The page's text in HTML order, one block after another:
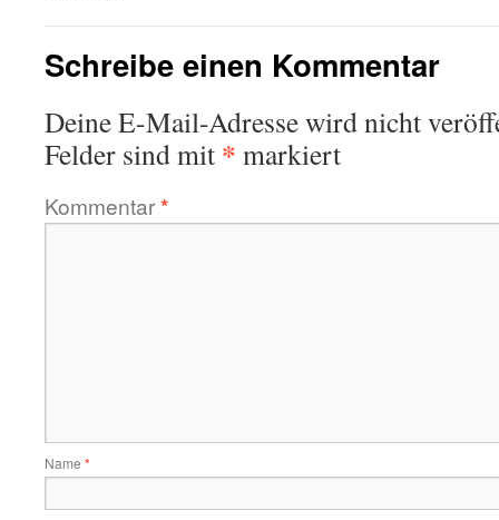
Schreibe einen Kommentar
Deine E-Mail-Adresse wird nicht
Felder sind mit * markiert
Kommentar*
Name *